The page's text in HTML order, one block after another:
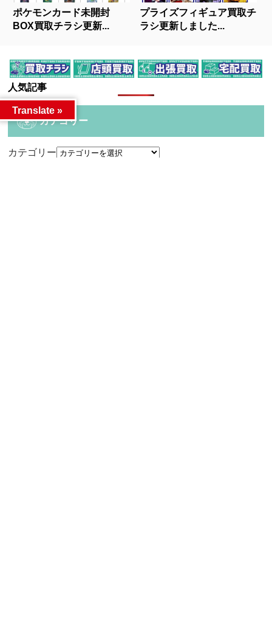
ポケモンカード未開封
BOX買取チラシ更新...
プライズフィギュア買取チ
ラシ更新しました...
人気記事
カテゴリー
カテゴリー
Translate »